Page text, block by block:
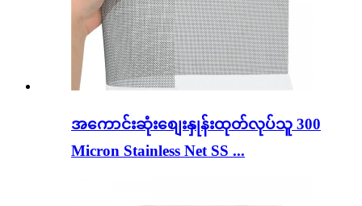
အကောင်းဆုံးစျေးနှုန်းထုတ်လုပ်သူ 300
Micron Stainless Net SS ...